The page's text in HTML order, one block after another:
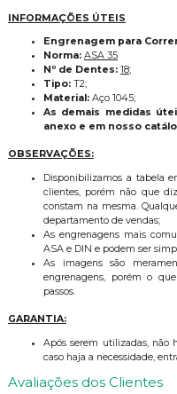
INFORMAÇÕES ÚTEIS
Engrenagem para
Norma: ASA 35
Nº de Dentes: 18;
Tipo: T2;
Material: Aço 1045;
As demais medidas
anexo e em nosso
OBSERVAÇÕES:
Disponibilizamos a tabela
clientes, porém não que
constam na mesma.
departamento de vendas;
As engrenagens mais
ASA e DIN e podem ser
As imagens são
engrenagens, porém o
passos.
GARANTIA:
Após serem utilizadas, não
caso haja a necessidade,
Avaliações dos Clientes